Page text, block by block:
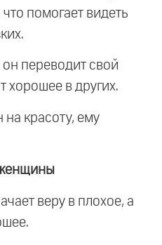
помогает видеть
он переводит свой
хорошее в других.
на красоту, ему
веру в плохое, а